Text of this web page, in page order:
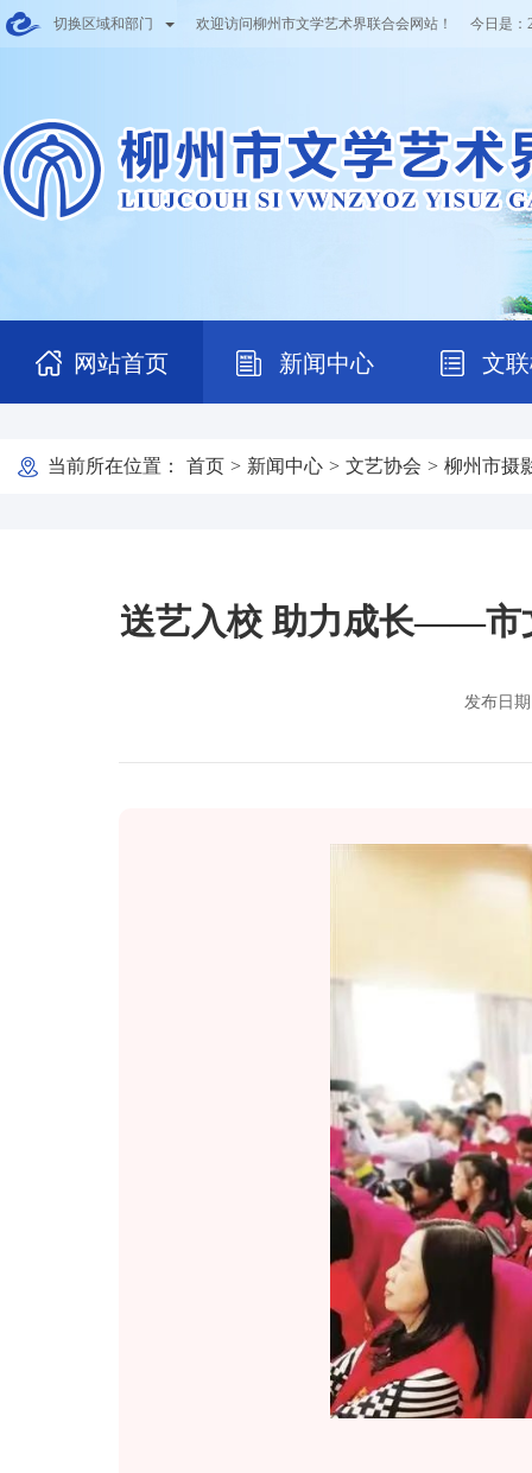
切换区域和部门 欢迎访问柳州市文学艺术界联合会网站！ 今日是：
网站首页 新闻中心 文
当前所在位置： 首页 > 新闻中心 > 文艺协会 > 柳州市摄
送艺入校 助力成长——市
发布日